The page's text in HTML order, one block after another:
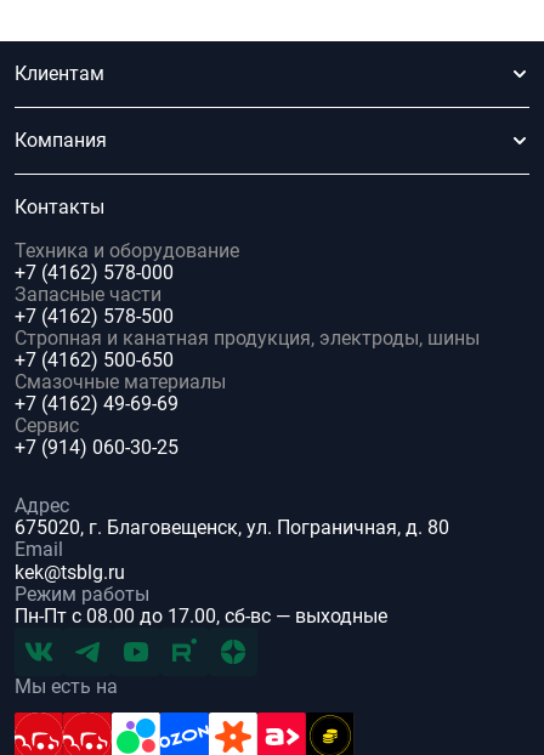
Клиентам
Компания
Контакты
Техника и оборудование
+7 (4162) 578-000
Запасные части
+7 (4162) 578-500
Стропная и канатная продукция, электроды, шины
+7 (4162) 500-650
Смазочные материалы
+7 (4162) 49-69-69
Сервис
+7 (914) 060-30-25
Адрес
675020, г. Благовещенск, ул. Пограничная, д. 80
Email
kek@tsblg.ru
Режим работы
Пн-Пт с 08.00 до 17.00, сб-вс — выходные
Мы есть на